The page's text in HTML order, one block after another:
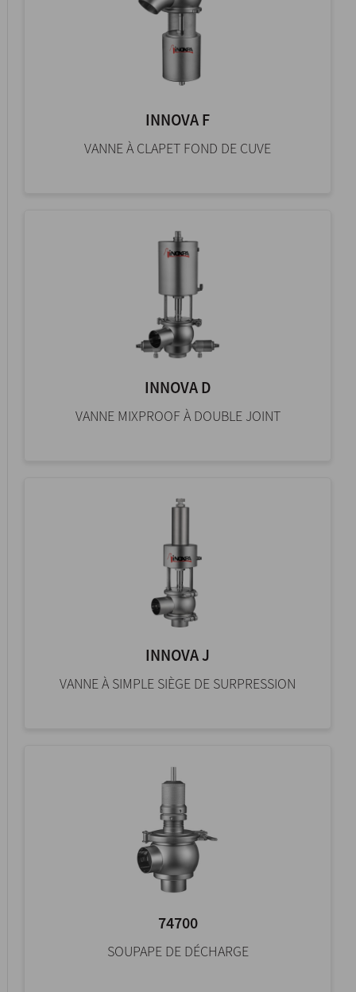
INNOVA F
VANNE À CLAPET FOND DE CUVE
INNOVA D
VANNE MIXPROOF À DOUBLE JOINT
INNOVA J
VANNE À SIMPLE SIÈGE DE SURPRESSION
74700
SOUPAPE DE DÉCHARGE